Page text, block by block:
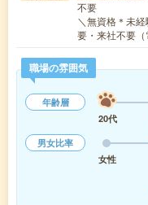
不要
＼無資格＊未
要・来社不要
職場の雰囲気
年齢層
20代
男女比率
女性